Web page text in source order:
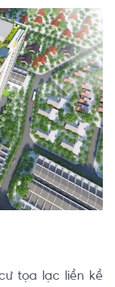
tọa lạc liền kề